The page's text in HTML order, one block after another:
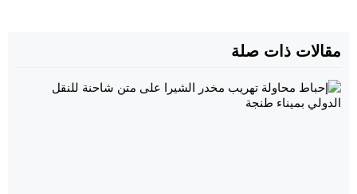
مقالات ذات صلة